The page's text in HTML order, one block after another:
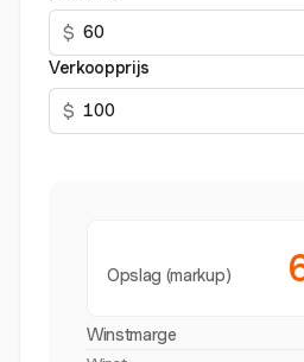
$
Verkoopprijs
$
Opslag (markup)
Winstmarge